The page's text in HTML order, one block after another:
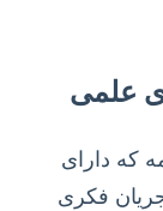
علمی
که دارای
فکری